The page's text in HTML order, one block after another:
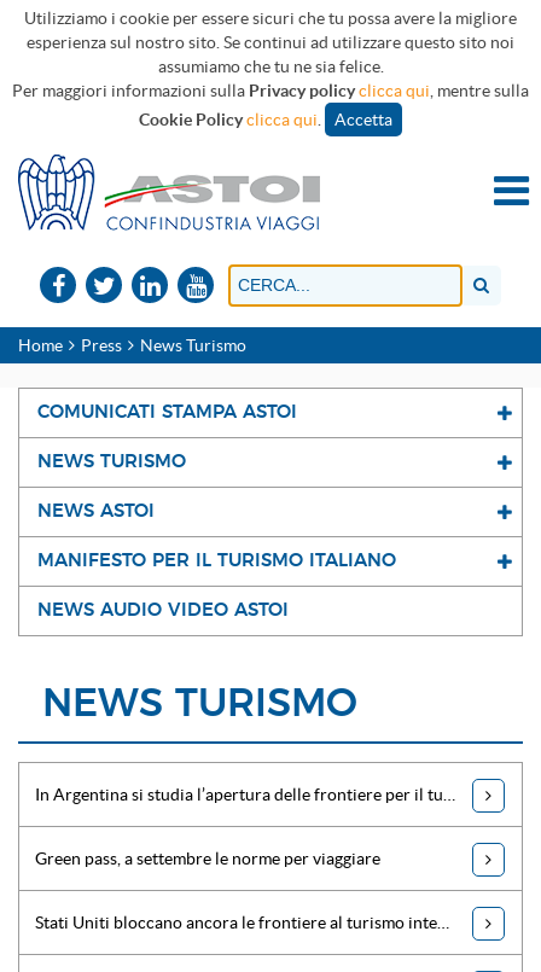
Utilizziamo i cookie per essere sicuri che tu possa avere la migliore
esperienza sul nostro sito. Se continui ad utilizzare questo sito noi
assumiamo che tu ne sia felice.
Per maggiori informazioni sulla Privacy policyclicca qui , mentre sulla
Cookie Policyclicca qui Accetta
Home Press News Turismo
COMUNICATI STAMPA ASTOI
NEWS TURISMO
NEWS ASTOI
MANIFESTO PER IL TURISMO ITALIANO
NEWS AUDIO VIDEO ASTOI
NEWS TURISMO
Green pass, a settembre le norme per viaggiare